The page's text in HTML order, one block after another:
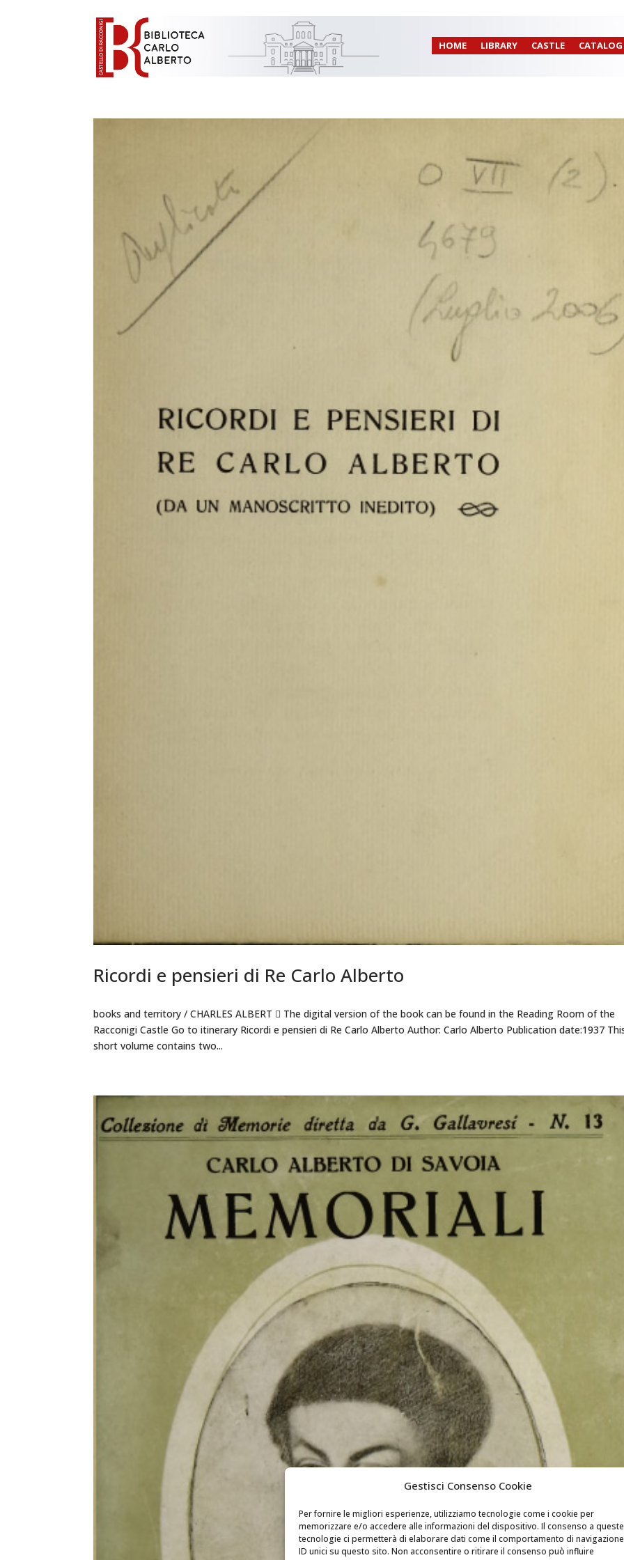
Gestisci Consenso Cookie
Per fornire le migliori esperienze, utilizziamo tecnologie come i cookie per
memorizzare e/o accedere alle informazioni del dispositivo. Il consenso a queste
tecnologie ci permetterà di elaborare dati come il comportamento di
ID unici su questo sito. Non acconsentire o ritirare il consenso può influire
HOME LIBRARY CASTLE CATALOG
Ricordi e pensieri di Re Carlo Alberto
books and territory / CHARLES ALBERT  The digital version of the book can be found in the Reading Room of the
Racconigi Castle Go to itinerary Ricordi e pensieri di Re Carlo Alberto Author: Carlo Alberto Publication date:1937
short volume contains two...